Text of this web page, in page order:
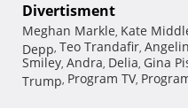
Divertisment
Meghan Markle, Kate
Depp, Teo Trandafir,
Smiley, Andra, Delia, Gina
Trump, Program TV,